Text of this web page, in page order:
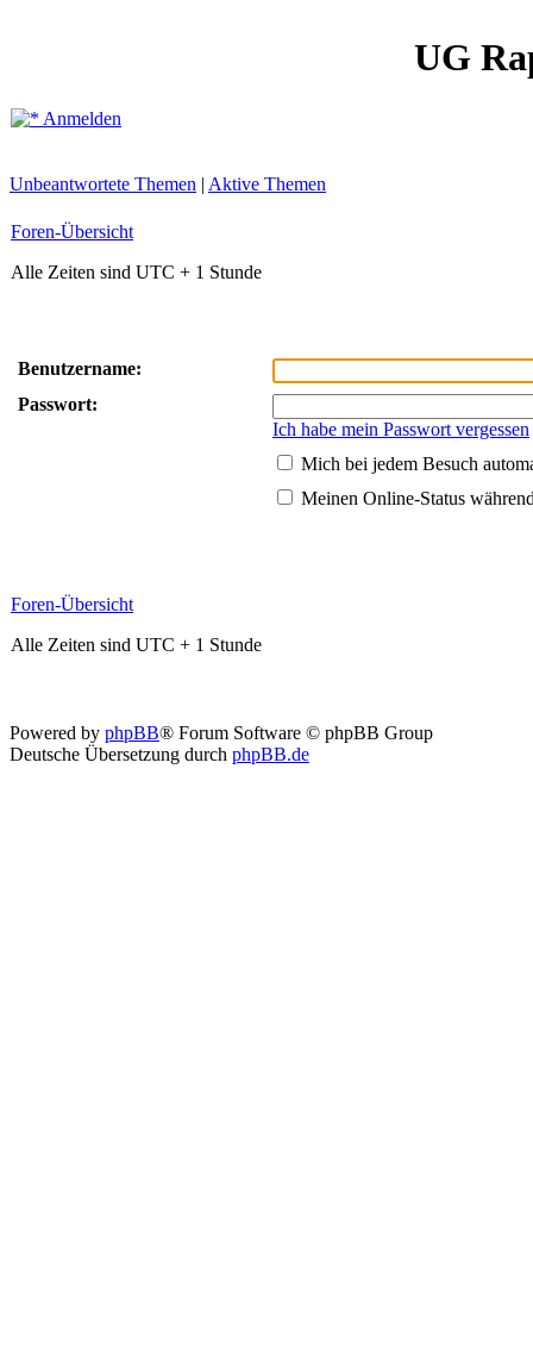
UG
Anmelden
Unbeantwortete Themen | Aktive Themen
Foren-Übersicht
Alle Zeiten sind UTC + 1 Stunde
Benutzername:
Passwort:
Ich habe mein Passwort vergessen
Mich bei jedem Besuch
Meinen Online-Status
Foren-Übersicht
Alle Zeiten sind UTC + 1 Stunde
Powered by phpBB® Forum Software © phpBB Group
Deutsche Übersetzung durch phpBB.de